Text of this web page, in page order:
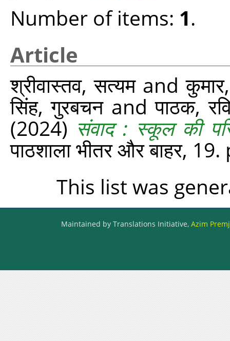
Number of items: 1.
Article
श्रीवास्‍तव, सत्‍यमand
सिंह, गुरबचनandपाठक,
(2024) संवाद : स्कूल की
पाठशाला भीतर और बाहर,
This list was
Maintained by Translations Initiative, Azim